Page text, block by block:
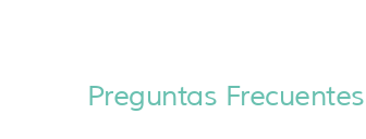
Preguntas Frecuentes